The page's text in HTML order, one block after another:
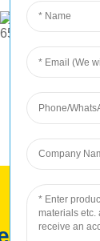
ROC